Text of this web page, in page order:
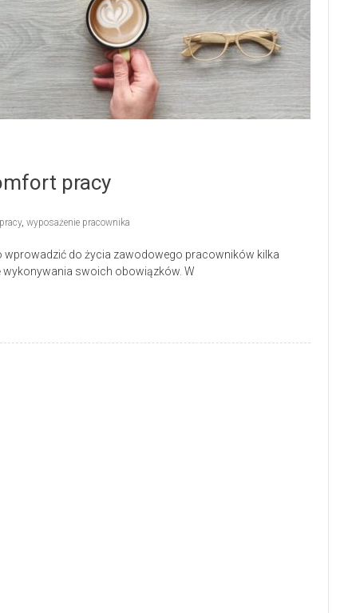
pracy
, wyposażenie pracownika
wprowadzić do życia zawodowego pracowników kilka
swoich obowiązków. W